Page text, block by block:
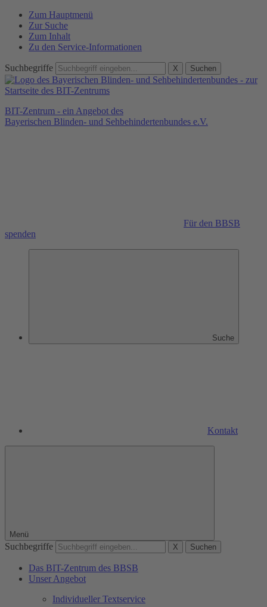
Zum Hauptmenü
Zur Suche
Zum Inhalt
Zu den Service-Informationen
Suchbegriffe X Suchen
BIT-Zentrum - ein Angebot des
Bayerischen Blinden- und Sehbehindertenbundes e.V.
Für den BBSB
spenden
Suche
Kontakt
Menü
Suchbegriffe X Suchen
Das BIT-Zentrum des BBSB
Unser Angebot
Individueller Textservice